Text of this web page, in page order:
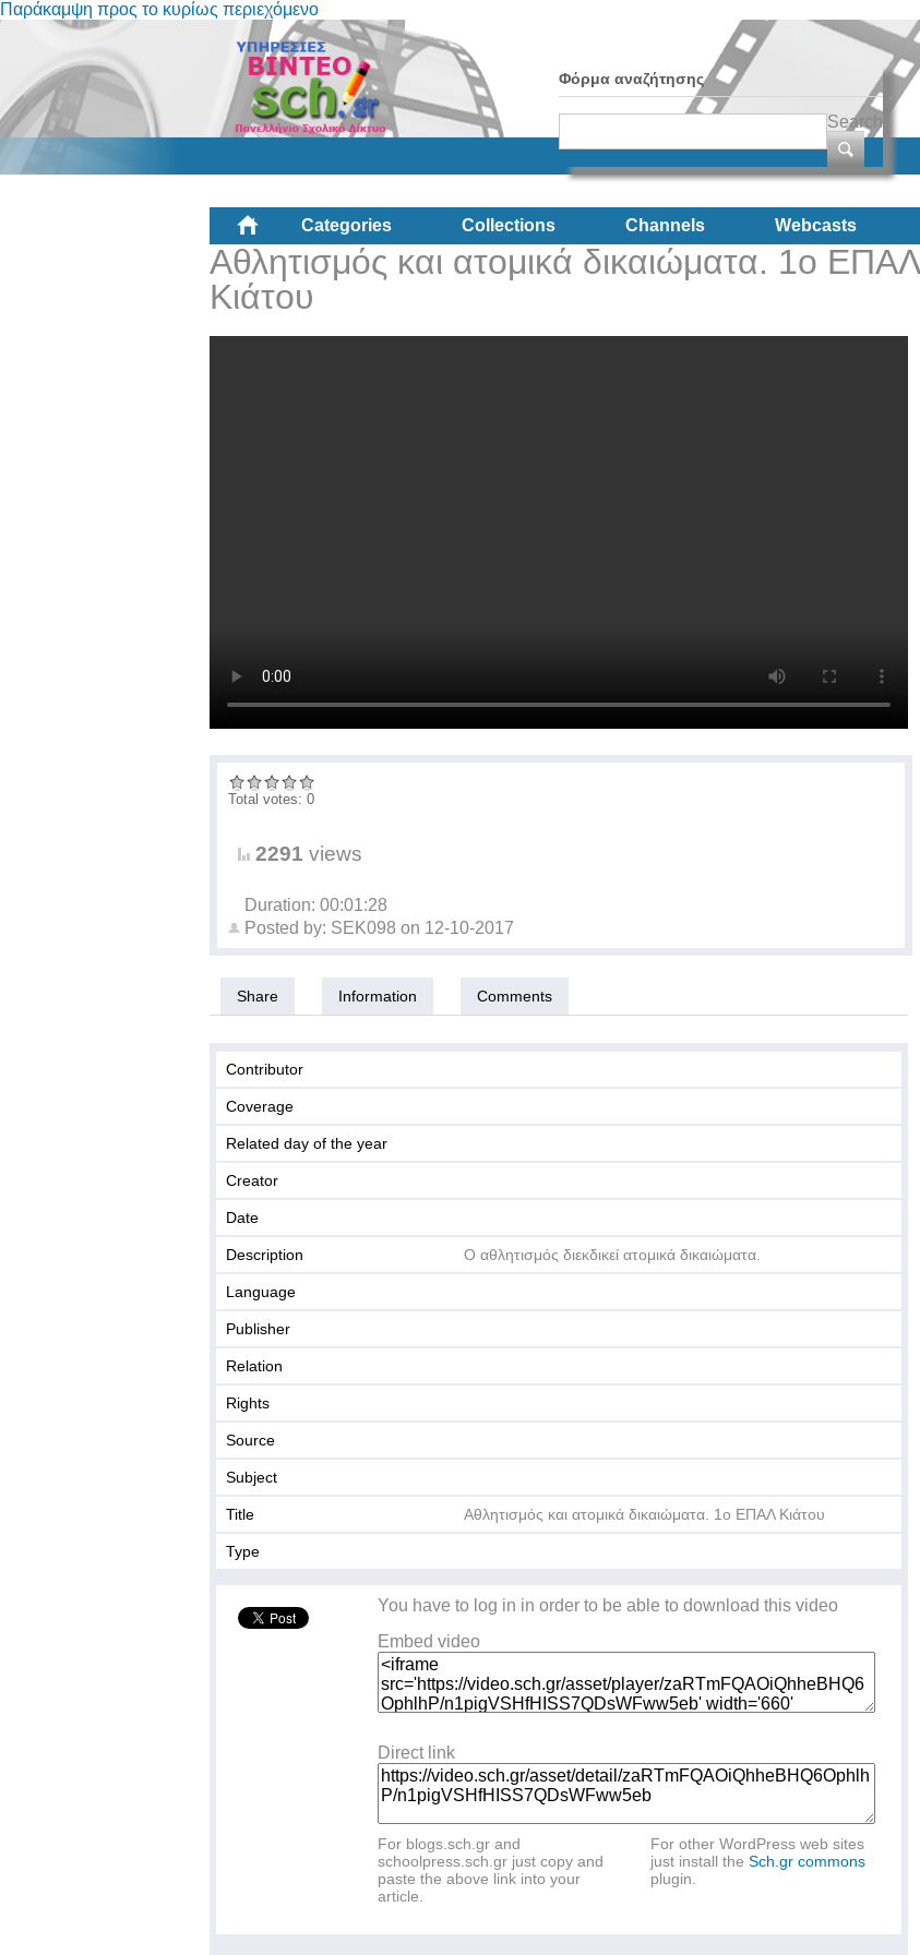
Παράκαμψη προς το κυρίως περιεχόμενο
Φόρμα αναζήτησης
Search
Categories Collections Channels Webcasts
Αθλητισμός και ατομικά δικαιώματα. 1ο ΕΠΑΛ
Κιάτου
Total votes: 0
2291 views
Duration: 00:01:28
Posted by: SEK098 on 12-10-2017
Share Information Comments
Contributor
Coverage
Related day of the year
Creator
Date
Description Ο αθλητισμός διεκδικεί ατομικά δικαιώματα.
Language
Publisher
Relation
Rights
Source
Subject
Title Αθλητισμός και ατομικά δικαιώματα. 1ο ΕΠΑΛ Κιάτου
Type
You have to log in in order to be able to download this video
Embed video
Direct link
For blogs.sch.gr and
schoolpress.sch.gr just copy and
paste the above link into your
article.
For other WordPress web sites
just install the Sch.gr commons
plugin.